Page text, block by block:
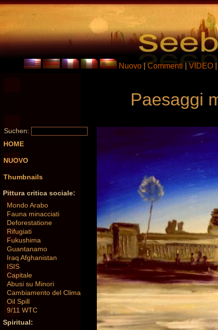
Nuovo Commenti VIDEO
Paesaggi
Suchen:
HOME
NUOVO
Thumbnails
Pittura critica sociale:
Mondo Arabo
Fauna minacciati
Deforestatione
Rifugiati
Fukushima
Guantanamo
Iraq Afghanistan
ISIS
Capitale
Abusi su Minori
Cambiamento del Clima
Oil Spill
9/11 WTC
Spiritual: